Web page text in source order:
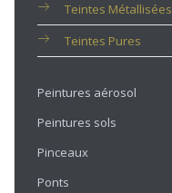
Teintes Métallisées
Teintes Pures
Peintures aérosol
Peintures sols
Pinceaux
Ponts